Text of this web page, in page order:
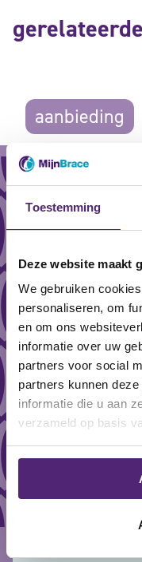
Toestemming
Deze website maakt
We gebruiken
personaliseren, om
en om ons
informatie over uw
partners voor social
partners kunnen
informatie die u aan
verzameld op basis
aanbieding
Protape
Gewaardeerd
4.50
35,70 32,80
keuze uit
voor een